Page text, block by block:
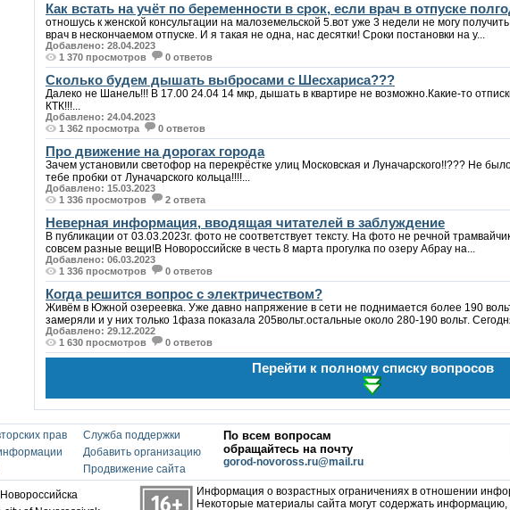
Как встать на учёт по беременности в срок, если врач в отпуске
отношусь к женской консультации на малоземельской 5.вот уже 3 недели не могу
врач в нескончаемом отпуске. И я такая не одна, нас десятки! Сроки постановки на у...
Добавлено: 28.04.2023
1 370 просмотров
0 ответов
Сколько будем дышать выбросами с Шесхариса???
Далеко не Шанель!!! В 17.00 24.04 14 мкр, дышать в квартире не возможно.Какие-то
КТК!!!...
Добавлено: 24.04.2023
1 362 просмотра
0 ответов
Про движение на дорогах города
Зачем установили светофор на перекрёстке улиц Московская и Луначарского!!??? Не
тебе пробки от Луначарского кольца!!!!...
Добавлено: 15.03.2023
1 336 просмотров
2 ответа
Неверная информация, вводящая читателей в заблуждение
В публикации от 03.03.2023г. фото не соответствует тексту. На фото не речной
совсем разные вещи!В Новороссийске в честь 8 марта прогулка по озеру Абрау на...
Добавлено: 06.03.2023
1 336 просмотров
0 ответов
Когда решится вопрос с электричеством?
Живём в Южной озереевка. Уже давно напряжение в сети не поднимается более 190
замеряли и у них только 1фаза показала 205вольт.остальные около 280-190 вольт.
Добавлено: 29.12.2022
1 630 просмотров
0 ответов
Перейти к полному списку вопросов
прав
Служба поддержки
Добавить организацию
Продвижение сайта
По всем вопросам
обращайтесь на почту
gorod-novoross.ru@mail.ru
Информация о возрастных ограничениях в отношении
Некоторые материалы сайта могут содержать